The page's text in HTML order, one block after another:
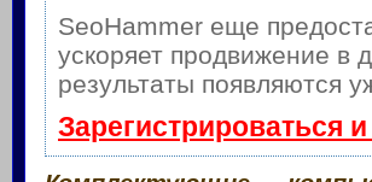
SeoHammer еще
ускоряет продвижение в
результаты появляются
Зарегистрироваться